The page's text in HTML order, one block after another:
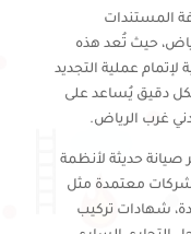
المستندات
حيث تُعد هذه
عملية التجديد
دقيق يُساعد على
غرب الرياض.
صيانة حديثة لأنظمة
شركات معتمدة مثل
شهادات تركيب